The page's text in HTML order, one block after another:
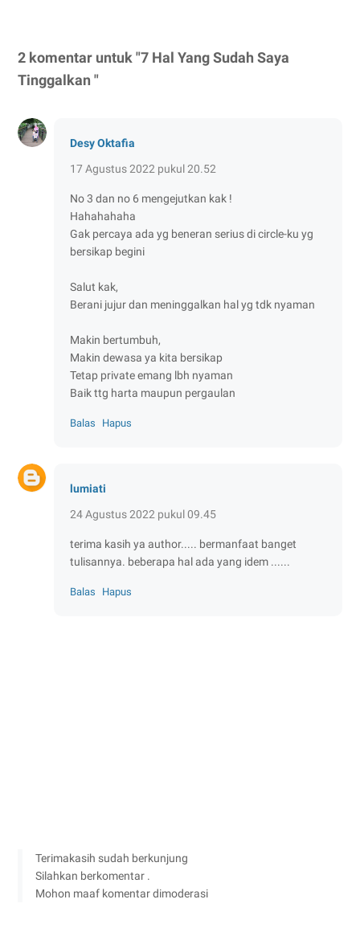
2 komentar untuk "7 Hal Yang Sudah Saya
Tinggalkan "
Desy Oktafia
17 Agustus 2022 pukul 20.52
No 3 dan no 6 mengejutkan kak !
Hahahahaha
Gak percaya ada yg beneran serius di circle-ku yg
bersikap begini
Salut kak,
Berani jujur dan meninggalkan hal yg tdk nyaman
Makin bertumbuh,
Makin dewasa ya kita bersikap
Tetap private emang lbh nyaman
Baik ttg harta maupun pergaulan
Balas Hapus
lumiati
24 Agustus 2022 pukul 09.45
terima kasih ya author..... bermanfaat banget
tulisannya. beberapa hal ada yang idem ......
Balas Hapus
Terimakasih sudah berkunjung
Silahkan berkomentar .
Mohon maaf komentar dimoderasi